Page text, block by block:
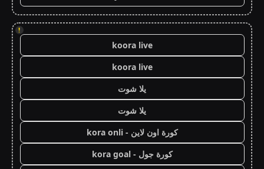
!
koora live
koora live
يلا شوت
يلا شوت
كورة اون لاين - kora onli
كورة جول - kora goal